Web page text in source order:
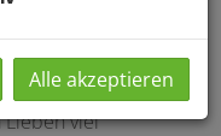
Baualter
Haus zu einem
Lieben viel
Alle akzeptieren